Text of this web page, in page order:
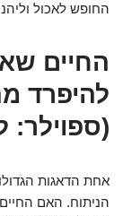
החופש לאכול
החיים
להיפרד
אחת הדאגות
הניתוח. האם